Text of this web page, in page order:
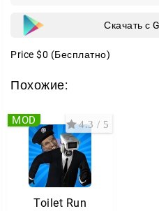
Скачать с
Price $0 (Бесплатно)
Похожие:
Toilet Run
4.3 / 5
MOD